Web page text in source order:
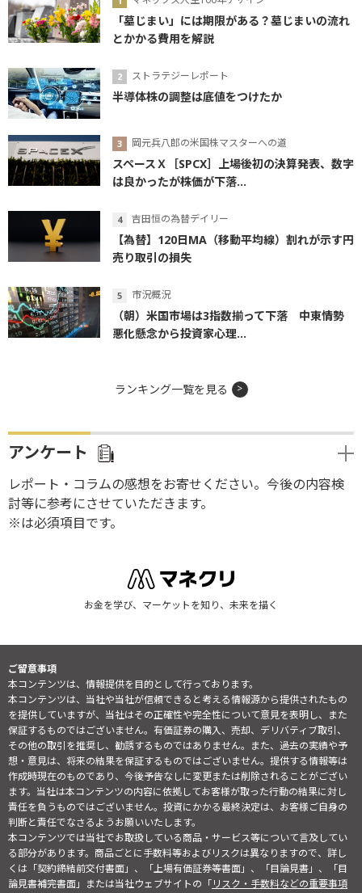
「墓じまい」には期限がある？墓じまいの流れ
とかかる費用を解説
ストラテジーレポート
半導体株の調整は底値をつけたか
岡元兵八郎の米国株マスターへの道
スペースＸ［SPCX］上場後初の決算発表、数字
は良かったが株価が下落...
吉田恒の為替デイリー
【為替】120日MA（移動平均線）割れが示す円
売り取引の損失
市況概況
（朝）米国市場は3指数揃って下落 中東情勢
悪化懸念から投資家心理...
ランキング一覧を見る
アンケート
レポート・コラムの感想をお寄せください。今後の内容検
討等に参考にさせていただきます。
※は必須項目です。
お金を学び、マーケットを知り、未来を描く
ご留意事項
本コンテンツは、情報提供を目的として行っております。
本コンテンツは、当社や当社が信頼できると考える情報源から提供されたもの
を提供していますが、当社はその正確性や完全性について意見を表明し、また
保証するものではございません。有価証券の購入、売却、デリバティブ取引、
その他の取引を推奨し、勧誘するものではありません。また、過去の実績や予
想・意見は、将来の結果を保証するものではございません。提供する情報等は
作成時現在のものであり、今後予告なしに変更または削除されることがござい
ます。当社は本コンテンツの内容に依拠してお客様が取った行動の結果に対し
責任を負うものではございません。投資にかかる最終決定は、お客様ご自身の
判断と責任でなさるようお願いいたします。
本コンテンツでは当社でお取扱している商品・サービス等について言及してい
る部分があります。商品ごとに手数料等およびリスクは異なりますので、詳し
くは「契約締結前交付書面」、「上場有価証券等書面」、「目論見書」、「目
論見書補完書面」または当社ウェブサイトの「リスク・手数料などの重要事項